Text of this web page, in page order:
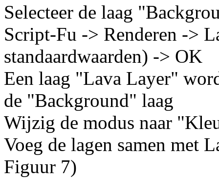
Selecteer de laag
Script-Fu -> Renderen ->
standaardwaarden) -> OK
Een laag "Lava Layer"
de "Background" laag
Wijzig de modus naar
Voeg de lagen samen met
Figuur 7)